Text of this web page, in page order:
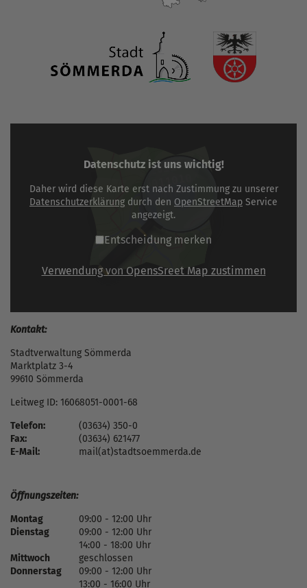
Datenschutz ist uns wichtig!
Daher wird diese Karte erst nach Zustimmung zu unserer
Datenschutzerklärung durch den OpenStreetMap Service
angezeigt.
Entscheidung merken
Verwendung von OpensSreet Map zustimmen
Kontakt:
Stadtverwaltung Sömmerda
Marktplatz 3-4
99610 Sömmerda
Leitweg ID: 16068051-0001-68
Telefon:
(03634) 350-0
Fax:
(03634) 621477
E-Mail:
mail(at)stadtsoemmerda.de
Öffnungszeiten:
Montag
09:00 - 12:00 Uhr
Dienstag
09:00 - 12:00 Uhr
14:00 - 18:00 Uhr
Mittwoch
geschlossen
Donnerstag
09:00 - 12:00 Uhr
13:00 - 16:00 Uhr